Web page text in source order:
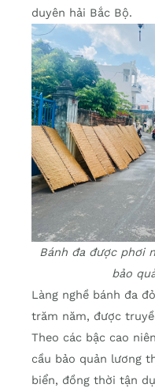
duyên hải Bắc Bộ.
Bánh đa được phơi
bảo
Làng nghề bánh đa
trăm năm, được
Theo các bậc cao
cầu bảo quản lương
biển, đồng thời tận